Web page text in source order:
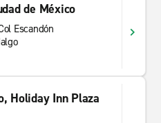
de México
Escandón
Holiday Inn Plaza